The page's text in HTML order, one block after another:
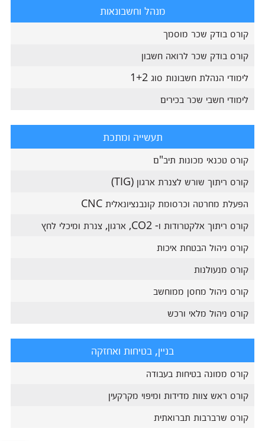
מנהל וחשבונאות
קורס בודק שכר מוסמך
קורס בודק שכר לרואה חשבון
לימודי הנהלת חשבונות סוג 1+2
לימודי חשבי שכר בכירים
תעשייה ומתכת
קורס טכנאי מכונות תיב"ם
קורס ריתוך שורש לצנרת ארגון (TIG)
הפעלת מחרטה וכרסומת קונבנציונאלית CNC
קורס ריתוך אלקטרודות ו- CO2, ארגון, צנרת ומיכלי לחץ
קורס ניהול הבטחת איכות
קורס מנעולנות
קורס ניהול מחסן ממוחשב
קורס ניהול מלאי ורכש
בניין, בטיחות ואחזקה
קורס ממונה בטיחות בעבודה
קורס ראש צוות מדידות ומיפוי מקרקעין
קורס שרברבות תברואתית